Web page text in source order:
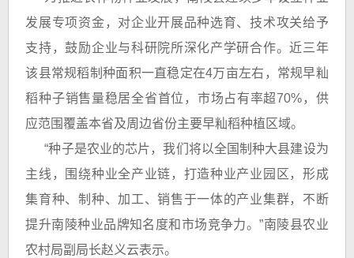
发展专项资金，对企业开展品种选育、技术攻关给予
支持，鼓励企业与科研院所深化产学研合作。近三年
该县常规稻制种面积一直稳定在4万亩左右，常规早籼
稻种子销售量稳居全省首位，市场占有率超70%，供
应范围覆盖本省及周边省份主要早籼稻种植区域。
“种子是农业的芯片，我们将以全国制种大县建设为
主线，围绕种业全产业链，打造种业产业园区，形成
集育种、制种、加工、销售于一体的产业集群，不断
提升南陵种业品牌知名度和市场竞争力。”南陵县农业
农村局副局长赵义云表示。